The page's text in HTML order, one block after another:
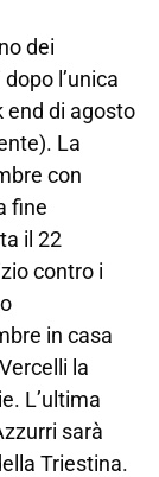
dei
l’unica
end di agosto
La
con
fine
il 22
contro i
in casa
la
L’ultima
sarà
Triestina.